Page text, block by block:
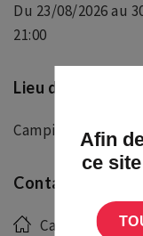
Du 23/08/2026 au
21:00
Lieu de la
Camping
Contact
Camping du
Afin
ce